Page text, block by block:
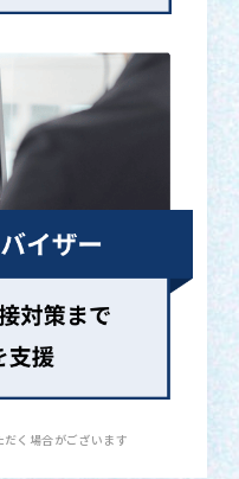
く場合がございます